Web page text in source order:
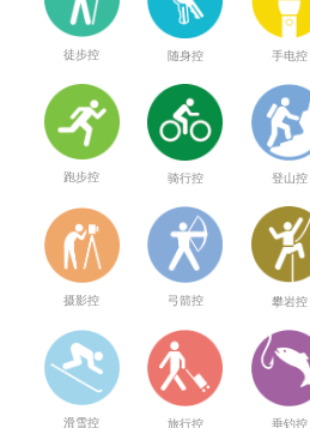
徒步控 随身控 手电控
跑步控 骑行控 登山控
摄影控 弓箭控 攀岩控
滑雪控 旅行控 垂钓控